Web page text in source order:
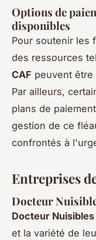
Options de
disponibles
Pour soutenir les
des ressources
CAF peuvent
Par ailleurs,
plans de
gestion de ce
confrontés à
Entreprises
Docteur
Docteur Nuisibles
et la variété de